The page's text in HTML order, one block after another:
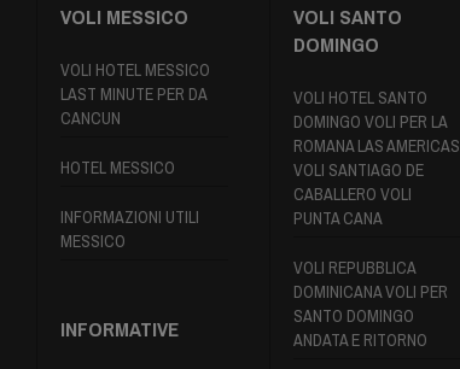
VOLI MESSICO
VOLI HOTEL MESSICO
LAST MINUTE PER DA
CANCUN
HOTEL MESSICO
INFORMAZIONI UTILI
MESSICO
INFORMATIVE
VOLI SANTO
DOMINGO
VOLI HOTEL SANTO
DOMINGO VOLI PER LA
ROMANA LAS AMERICAS
VOLI SANTIAGO DE
CABALLERO VOLI
PUNTA CANA
VOLI REPUBBLICA
DOMINICANA VOLI PER
SANTO DOMINGO
ANDATA E RITORNO